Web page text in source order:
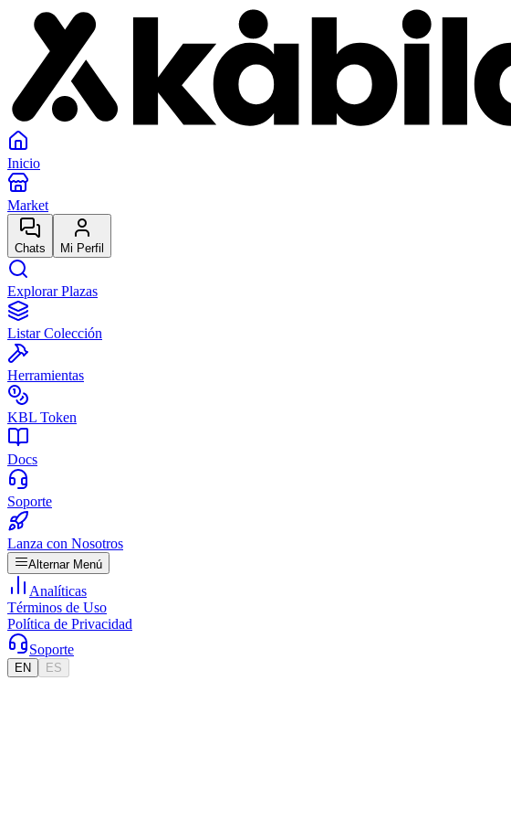
Inicio
Market
Chats Mi Perfil
Explorar Plazas
Listar Colección
Herramientas
KBL Token
Docs
Soporte
Lanza con Nosotros
Alternar Menú
Analíticas
Términos de Uso
Política de Privacidad
Soporte
EN ES